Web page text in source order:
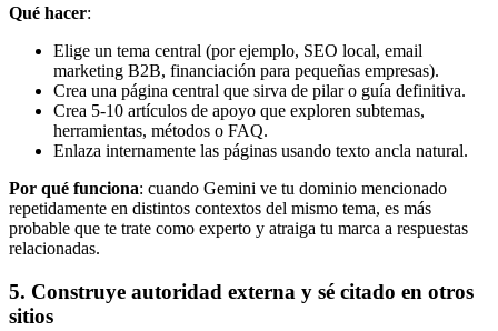
Qué hacer:
Elige un tema central (por ejemplo, SEO local, email
marketing B2B, financiación para pequeñas empresas).
Crea una página central que sirva de pilar o guía definitiva.
Crea 5-10 artículos de apoyo que exploren subtemas,
herramientas, métodos o FAQ.
Enlaza internamente las páginas usando texto ancla natural.
Por qué funciona: cuando Gemini ve tu dominio mencionado
repetidamente en distintos contextos del mismo tema, es más
probable que te trate como experto y atraiga tu marca a respuestas
relacionadas.
5. Construye autoridad externa y sé citado en otros
sitios